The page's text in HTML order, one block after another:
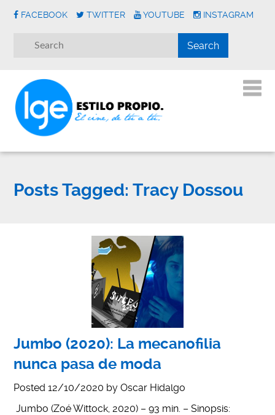
FACEBOOK TWITTER YOUTUBE INSTAGRAM
Posts Tagged: Tracy Dossou
Jumbo (2020): La mecanofilia
nunca pasa de moda
Posted12/10/2020 byOscar Hidalgo
Jumbo (Zoé Wittock, 2020) – 93 min. – Sinopsis: